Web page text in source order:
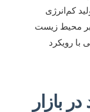
کم‌انرژی
محیط زیست
با رویکرد
بازار